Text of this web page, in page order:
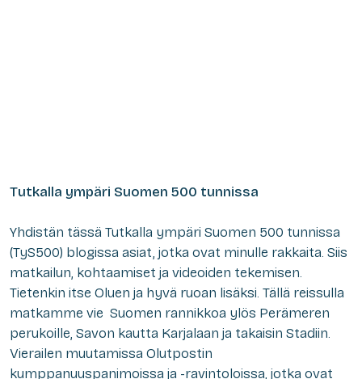
Tutkalla ympäri Suomen 500 tunnissa
Yhdistän tässä Tutkalla ympäri Suomen 500 tunnissa
(TyS500) blogissa asiat, jotka ovat minulle rakkaita. Siis
matkailun, kohtaamiset ja videoiden tekemisen.
Tietenkin itse Oluen ja hyvä ruoan lisäksi. Tällä reissulla
matkamme vie Suomen rannikkoa ylös Perämeren
perukoille, Savon kautta Karjalaan ja takaisin Stadiin.
Vierailen muutamissa Olutpostin
kumppanuuspanimoissa ja -ravintoloissa, jotka ovat